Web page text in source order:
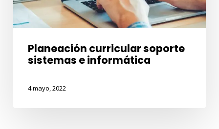
Planeación curricular soporte
sistemas e informática
4 mayo, 2022